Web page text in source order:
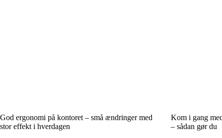
God ergonomi på kontoret – små ændringer med
stor effekt i hverdagen
Kom i gang
– sådan gør du